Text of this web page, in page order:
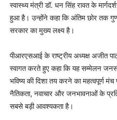
स्वास्थ्य मंत्री डॉ. धन सिंह रावत के
हुआ है। उन्होंने कहा कि अंतिम छोर तक
सरकार का मुख्य लक्ष्य है।
पीआरएसआई के राष्ट्रीय अध्यक्ष अजीत
स्वागत करते हुए कहा कि यह सम्मेलन
भविष्य की दिशा तय करने का महत्वपूर्ण
नैतिकता, नवाचार और जनभावनाओं के
सबसे बड़ी आवश्यकता है।